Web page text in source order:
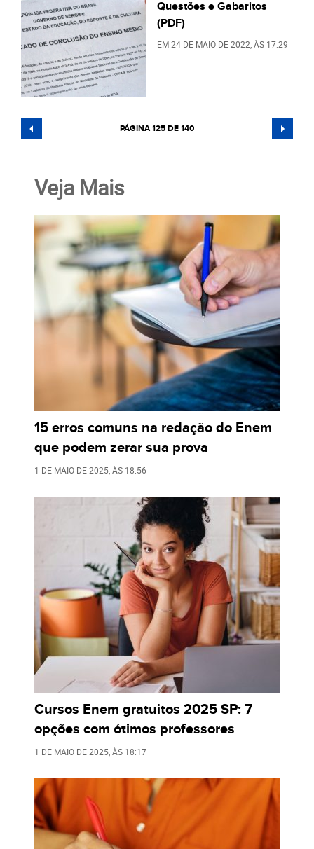
Questões e Gabaritos
(PDF)
EM24 DE MAIO DE 2022 , ÀS 17:29
PÁGINA 125 DE 140
Veja Mais
15 erros comuns na redação do Enem
que podem zerar sua prova
1 DE MAIO DE 2025 , ÀS 18:56
Cursos Enem gratuitos 2025 SP: 7
opções com ótimos professores
1 DE MAIO DE 2025 , ÀS 18:17